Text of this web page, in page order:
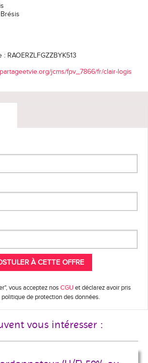
RAOERZLFGZZBYK513
jcms/fpv_7866/fr/clair-logis
vous acceptez nosCGU et déclarez avoir pris
de protection des données.
vous intéresser :